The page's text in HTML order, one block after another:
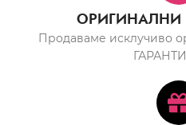
Продаваме исклучиво